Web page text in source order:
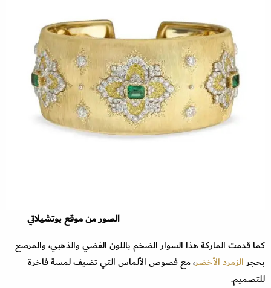
الصور من موقع بوتشيلاتي
كما قدمت الماركة هذا السوار الضخم باللون الفضي والذهبي، والمرصع
بحجرالزمرد الأخضر، مع فصوص الألماس التي تضيف لمسة فاخرة
للتصميم.